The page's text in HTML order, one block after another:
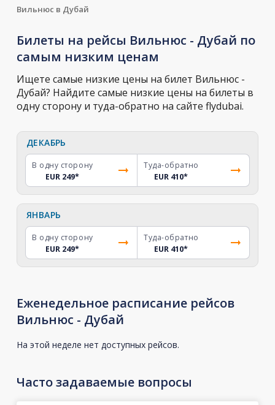
Вильнюс в Дубай
Билеты на рейсы Вильнюс - Дубай по
самым низким ценам
Ищете самые низкие цены на билет Вильнюс -
Дубай? Найдите самые низкие цены на билеты в
одну сторону и туда-обратно на сайте flydubai.
ДЕКАБРЬ
В одну сторону
EUR 249*
Туда-обратно
EUR 410*
ЯНВАРЬ
В одну сторону
EUR 249*
Туда-обратно
EUR 410*
Еженедельное расписание рейсов
Вильнюс - Дубай
На этой неделе нет доступных рейсов.
Часто задаваемые вопросы